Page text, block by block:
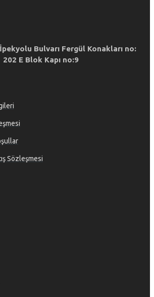
Bulvarı Fergül Konakları no:
202 E Blok Kapı no:9
Sözleşmesi